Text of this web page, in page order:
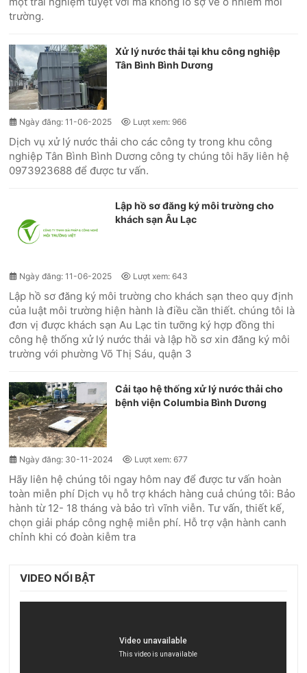
trường.
Xử lý nước thải tại khu công nghiệp
Tân Bình Bình Dương
Ngày đăng: 11-06-2025 Lượt xem: 966
Dịch vụ xử lý nước thải cho các công ty trong khu công
nghiệp Tân Bình Bình Dương công ty chúng tôi hãy liên hệ
0973923688 để được tư vấn.
Lập hồ sơ đăng ký môi trường cho
khách sạn Âu Lạc
Ngày đăng: 11-06-2025 Lượt xem: 643
Lập hồ sơ đăng ký môi trường cho khách sạn theo quy định
của luật môi trường hiện hành là điều cần thiết. chúng tôi là
đơn vị được khách sạn Au Lạc tin tưỡng ký hợp đồng thi
công hệ thống xử lý nước thải và lập hồ sơ xin đăng ký môi
trường với phường Võ Thị Sáu, quận 3
Cải tạo hệ thống xử lý nước thải cho
bệnh viện Columbia Bình Dương
Ngày đăng: 30-11-2024 Lượt xem: 677
Hãy liên hệ chúng tôi ngay hôm nay để được tư vấn hoàn
toàn miễn phí Dịch vụ hỗ trợ khách hàng cuả chúng tôi: Bảo
hành từ 12- 18 tháng và bảo trì vĩnh viễn. Tư vấn, thiết kế,
chọn giải pháp công nghệ miễn phí. Hỗ trợ vận hành canh
chỉnh khi có đoàn kiễm tra
VIDEO NỔI BẬT